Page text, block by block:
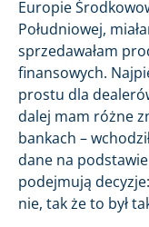
Europie
Południowej,
sprzedawałam
finansowych.
prostu dla
dalej mam różne
bankach –
dane na
podejmują
nie, tak że to był